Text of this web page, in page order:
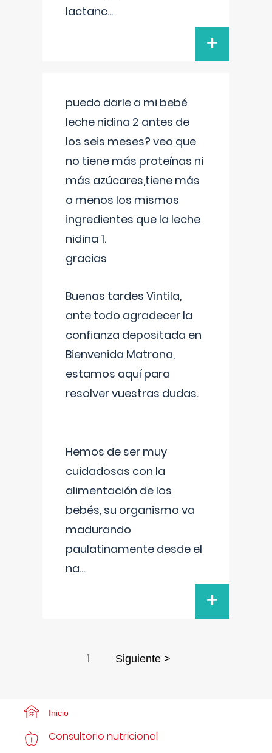
lactanc...
+
puedo darle a mi bebé
leche nidina 2 antes de
los seis meses? veo que
no tiene más proteínas ni
más azúcares,tiene más
o menos los mismos
ingredientes que la leche
nidina 1.
gracias
Buenas tardes Vintila,
ante todo agradecer la
confianza depositada en
Bienvenida Matrona,
estamos aquí para
resolver vuestras dudas.
Hemos de ser muy
cuidadosas con la
alimentación de los
bebés, su organismo va
madurando
paulatinamente desde el
na...
+
1 Siguiente >
Inicio
Consultorio nutricional